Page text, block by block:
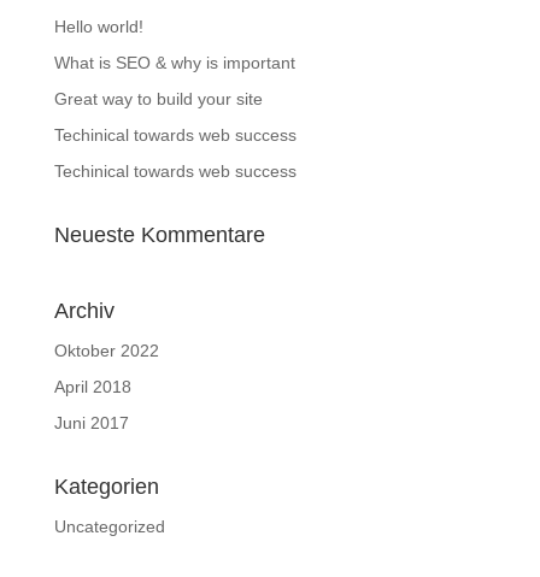
Hello world!
What is SEO & why is important
Great way to build your site
Techinical towards web success
Techinical towards web success
Neueste Kommentare
Archiv
Oktober 2022
April 2018
Juni 2017
Kategorien
Uncategorized